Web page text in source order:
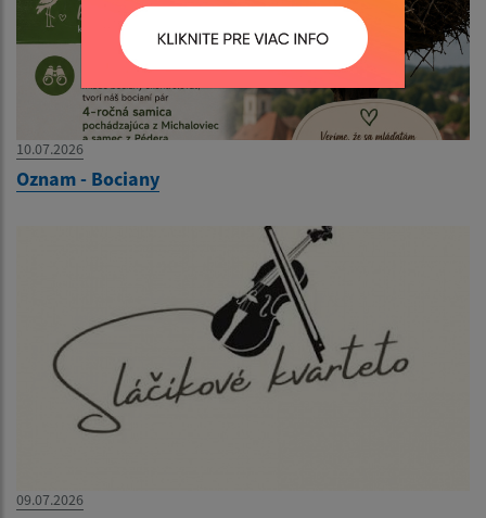
10.07.2026
Oznam - Bociany
09.07.2026